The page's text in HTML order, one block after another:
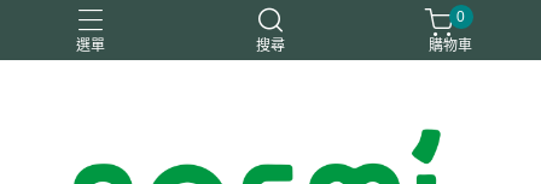
選單 搜尋
0
購物車